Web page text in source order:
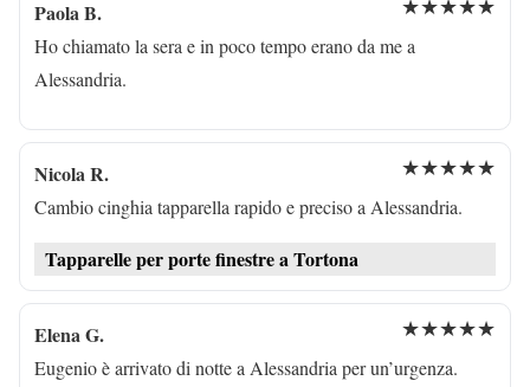
Paola B.
Ho chiamato la sera e in poco tempo erano da me a
Alessandria.
Nicola R. ★★★★★
Cambio cinghia tapparella rapido e preciso a Alessandria.
Tapparelle per porte finestre a Tortona
Elena G. ★★★★★
Eugenio è arrivato di notte a Alessandria per un’urgenza.